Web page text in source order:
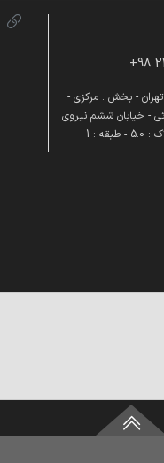
تهران - بخش : مرکزی -
- خیابان ششم نیروی